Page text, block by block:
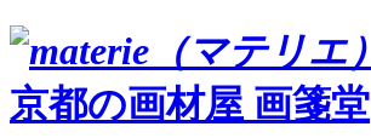
京都の画材屋 画箋堂